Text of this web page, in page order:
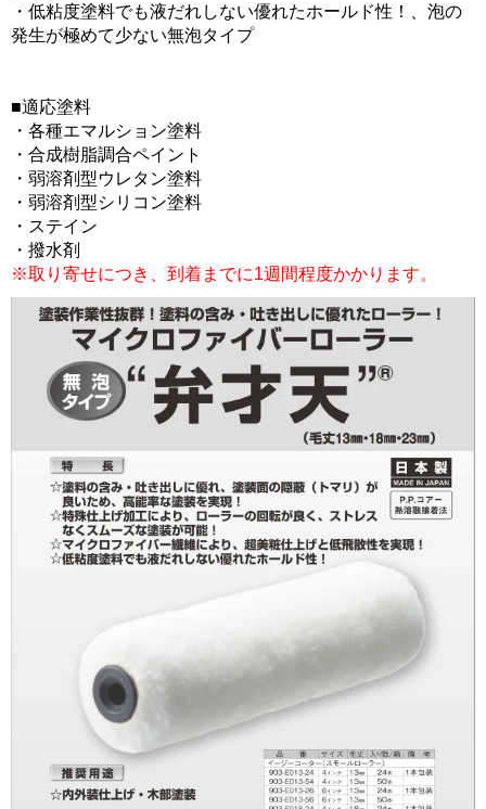
・低粘度塗料でも液だれしない優れたホールド性！、泡の
発生が極めて少ない無泡タイプ
■適応塗料
・各種エマルション塗料
・合成樹脂調合ペイント
・弱溶剤型ウレタン塗料
・弱溶剤型シリコン塗料
・ステイン
・撥水剤
※取り寄せにつき、到着までに1週間程度かかります。